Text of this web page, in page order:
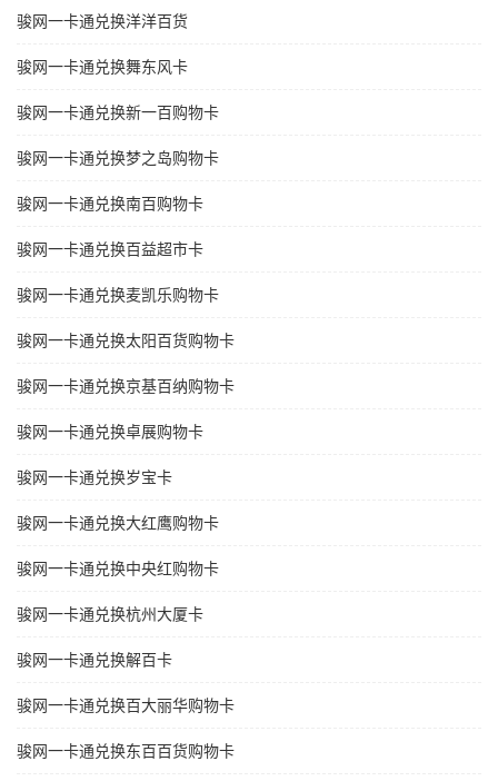
骏网一卡通兑换洋洋百货
骏网一卡通兑换舞东风卡
骏网一卡通兑换新一百购物卡
骏网一卡通兑换梦之岛购物卡
骏网一卡通兑换南百购物卡
骏网一卡通兑换百益超市卡
骏网一卡通兑换麦凯乐购物卡
骏网一卡通兑换太阳百货购物卡
骏网一卡通兑换京基百纳购物卡
骏网一卡通兑换卓展购物卡
骏网一卡通兑换岁宝卡
骏网一卡通兑换大红鹰购物卡
骏网一卡通兑换中央红购物卡
骏网一卡通兑换杭州大厦卡
骏网一卡通兑换解百卡
骏网一卡通兑换百大丽华购物卡
骏网一卡通兑换东百百货购物卡